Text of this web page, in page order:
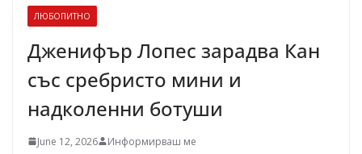
ЛЮБОПИТНО
Дженифър Лопес зарадва Кан
със сребристо мини и
надколенни ботуши
June 12, 2026 Информирваш ме